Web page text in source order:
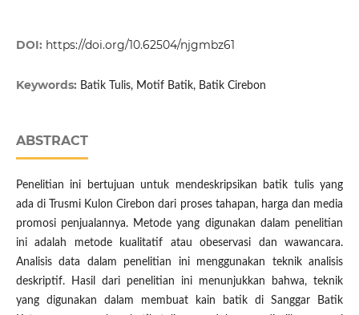
DOI: https://doi.org/10.62504/njgmbz61
Keywords: Batik Tulis, Motif Batik, Batik Cirebon
ABSTRACT
Penelitian ini bertujuan untuk mendeskripsikan batik tulis yang
ada di Trusmi Kulon Cirebon dari proses tahapan, harga dan media
promosi penjualannya. Metode yang digunakan dalam penelitian
ini adalah metode kualitatif atau obeservasi dan wawancara.
Analisis data dalam penelitian ini menggunakan teknik analisis
deskriptif. Hasil dari penelitian ini menunjukkan bahwa, teknik
yang digunakan dalam membuat kain batik di Sanggar Batik